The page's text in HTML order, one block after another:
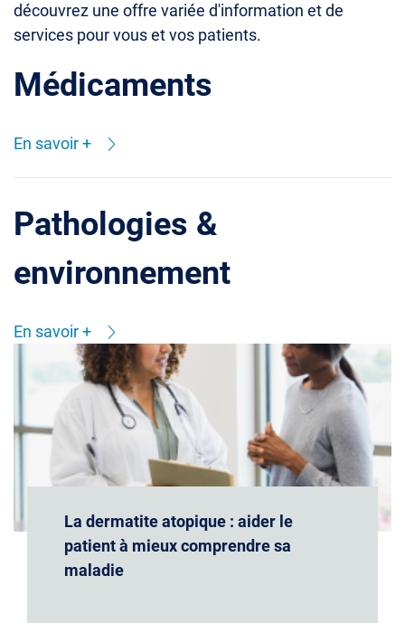
découvrez une offre variée d'information et de
services pour vous et vos patients.
Médicaments
En savoir +
Pathologies &
environnement
En savoir +
La dermatite atopique : aider le
patient à mieux comprendre sa
maladie